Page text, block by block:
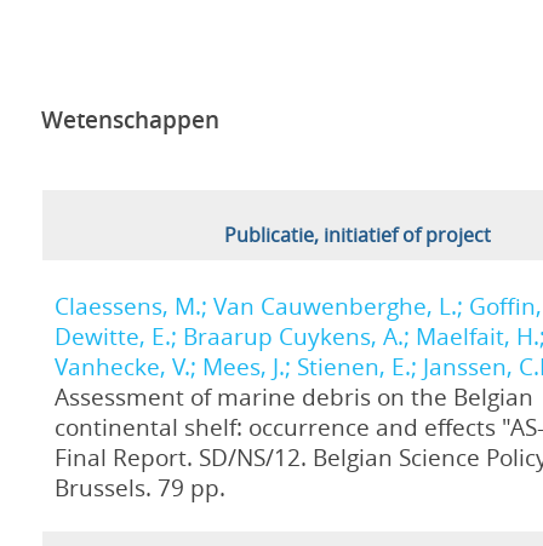
Wetenschappen
Publicatie, initiatief of project
Claessens, M.; Van Cauwenberghe, L.;
Dewitte, E.; Braarup Cuykens, A.; Maelfait,
Vanhecke, V.; Mees, J.; Stienen, E.; Janssen,
Assessment of marine debris on the Belgian
continental shelf: occurrence and effects
Final Report. SD/NS/12. Belgian Science
Brussels. 79 pp.